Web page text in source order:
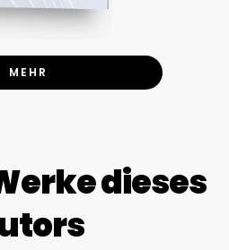
MEHR
dieses